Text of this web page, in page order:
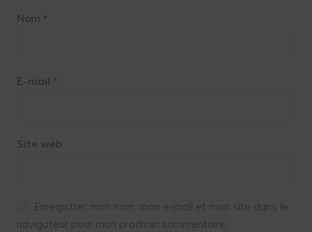
Nom *
E-mail *
Site web
Enregistrer mon nom, mon e-mail et mon site dans le
navigateur pour mon prochain commentaire.